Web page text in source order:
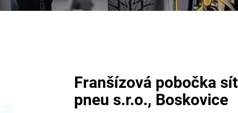
Franšízová pobočka
pneu s.r.o., Boskovice